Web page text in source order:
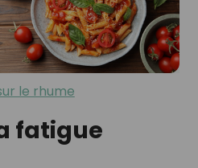
le rhume
fatigue